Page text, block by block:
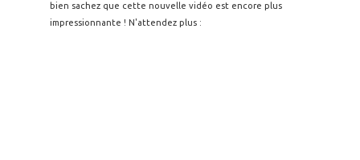
bien sachez que cette nouvelle vidéo est encore plus
impressionnante ! N'attendez plus :